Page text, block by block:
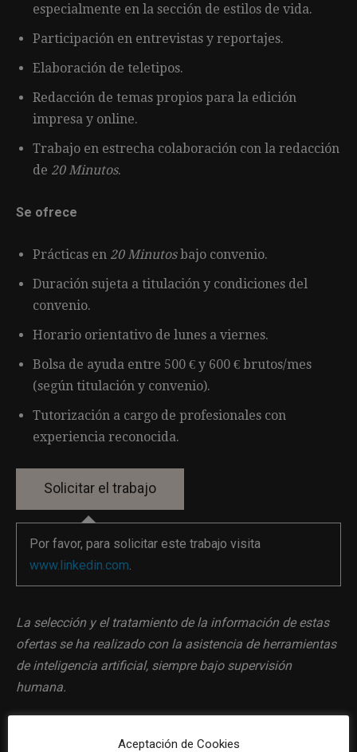
especialmente en la sección de estilos de vida.
Participación en entrevistas y reportajes.
Elaboración de teletipos.
Redacción de temas propios para la edición
impresa y online.
Trabajo en estrecha colaboración con la redacción
de 20 Minutos.
Se ofrece
Prácticas en 20 Minutosbajo convenio.
Duración sujeta a titulación y condiciones del
convenio.
Horario orientativo de lunes a viernes.
Bolsa de ayuda entre 500 € y 600 € brutos/mes
(según titulación y convenio).
Tutorización a cargo de profesionales con
experiencia reconocida.
Por favor, para solicitar este trabajo visita
www.linkedin.com.
La selección y el tratamiento de la información de estas
ofertas se ha realizado con la asistencia de herramientas
de inteligencia artificial, siempre bajo supervisión
humana.
Aceptación de Cookies